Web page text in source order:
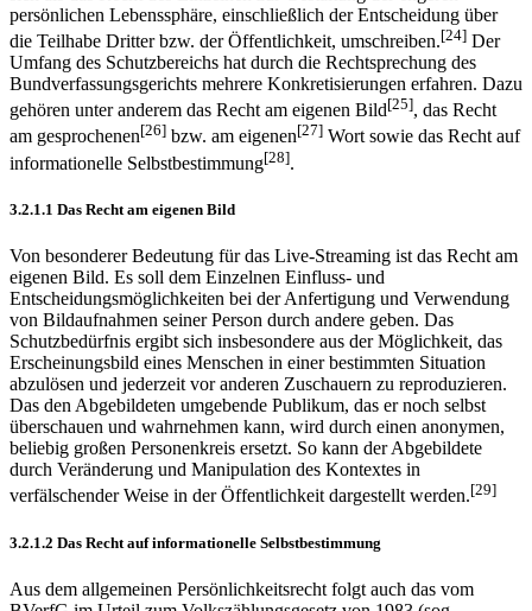
Grundrechts sind alle natürlichen Personen.[23]Allgemein lässt es
sich als das Recht des Einzelnen zur Gestaltung der engeren
persönlichen Lebenssphäre, einschließlich der Entscheidung über
die Teilhabe Dritter bzw. der Öffentlichkeit, umschreiben.[24]Der
Umfang des Schutzbereichs hat durch die Rechtsprechung des
Bundverfassungsgerichts mehrere Konkretisierungen erfahren. Dazu
gehören unter anderem das Recht am eigenen Bild
[25]
[26] bzw. am eigenen
informationelle Selbstbestimmung
3.2.1.1 Das Recht am eigenen Bild
Von besonderer Bedeutung für das Live-Streaming ist das Recht am
eigenen Bild. Es soll dem Einzelnen Einfluss- und
Entscheidungsmöglichkeiten bei der Anfertigung und Verwendung
von Bildaufnahmen seiner Person durch andere geben. Das
Schutzbedürfnis ergibt sich insbesondere aus der Möglichkeit, das
Erscheinungsbild eines Menschen in einer bestimmten Situation
abzulösen und jederzeit vor anderen Zuschauern zu reproduzieren.
Das den Abgebildeten umgebende Publikum, das er noch selbst
überschauen und wahrnehmen kann, wird durch einen anonymen,
beliebig großen Personenkreis ersetzt. So kann der Abgebildete
durch Veränderung und Manipulation des Kontextes in
verfälschender Weise in der Öffentlichkeit dargestellt werden.
3.2.1.2 Das Recht auf informationelle Selbstbestimmung